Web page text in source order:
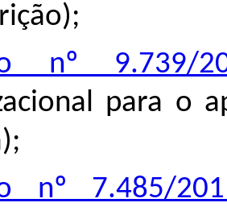
nº 9.739/
para o
nº 7.485/